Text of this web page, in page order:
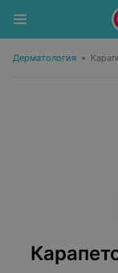
Дерматология •